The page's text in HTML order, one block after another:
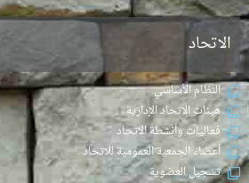
الاتحاد
النظام الأساسي
هيئات الاتحاد الإدارية
فعاليات وأنشطة الاتحاد
أعضاء الجمعية العمومية للاتحاد
تسجيل العضوية